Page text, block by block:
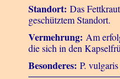
Standort: Das
geschütztem Standort.
Vermehrung: Am
die sich in den
Besonderes: P.